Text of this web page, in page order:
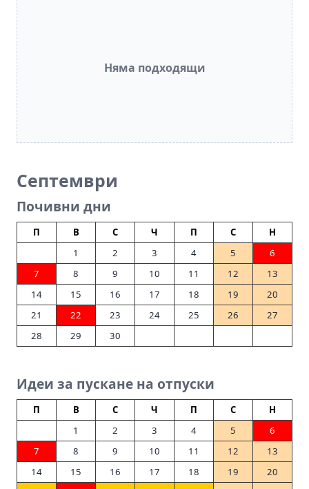
Няма подходящи
Септември
Почивни дни
П В С Ч П С
Н
1
2 3 4 5
6
7
8 9 10 11 12
13
14
15 16 17 18 19
20
21
22 23 24 25 26
27
28
29 30
Идеи за пускане на отпуски
П В С Ч П С
Н
1
2 3 4 5
6
7
8 9 10 11 12
13
14
15 16 17 18 19
20